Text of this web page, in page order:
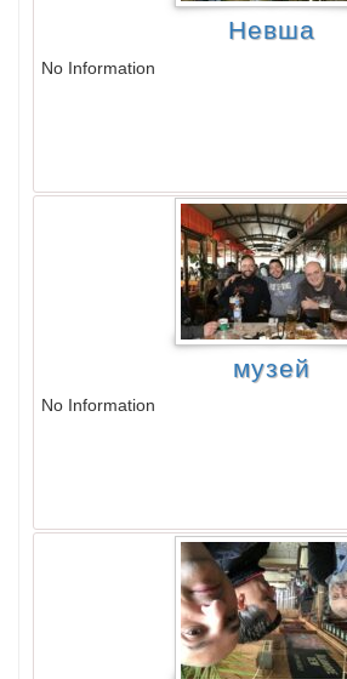
Невша
No Information
музей
No Information